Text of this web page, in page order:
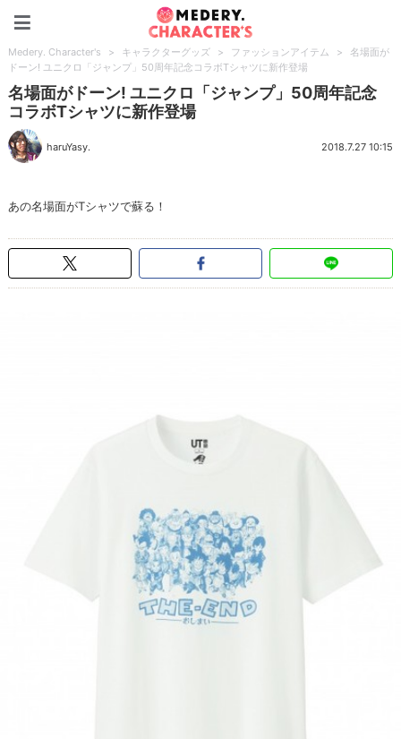
Medery. Character's > キャラクターグッズ > ファッションアイテム >
名場面が
ドーン! ユニクロ「ジャンプ」50周年記念コラボTシャツに新作登場
名場面がドーン! ユニクロ「ジャンプ」50周年記念
コラボTシャツに新作登場
haruYasy. 2018.7.27 10:15
あの名場面がTシャツで蘇る！